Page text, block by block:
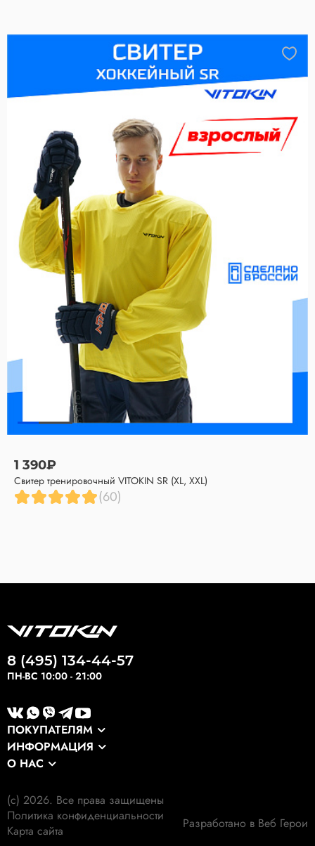
1 390₽
Свитер тренировочный VITOKIN SR (XL, XXL)
(60)
ПОКУПАТЕЛЯМ
Каталог
Оплата и доставка
Гарантия
Личный кабинет
ИНФОРМАЦИЯ
Оптовикам
Выкуп формы
Экология
О НАС
Наши клиенты
Наши работы
8 (495) 134-44-57
ПН-ВС 10:00 - 21:00
(c) 2026. Все права защищены
Политика конфиденциальности
Карта сайта
Разработано в Веб Герои